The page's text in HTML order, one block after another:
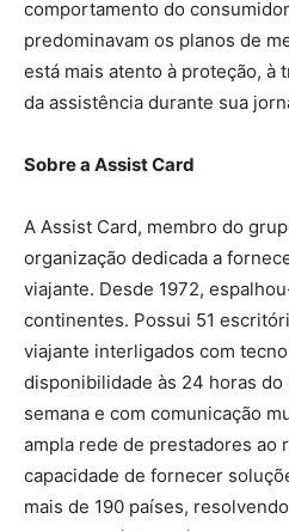
comportamento do
predominavam os planos de
está mais atento à proteção, à
da assistência durante sua
Sobre a Assist Card
A Assist Card, membro do
organização dedicada a
viajante. Desde 1972,
continentes. Possui 51
viajante interligados com
disponibilidade às 24 horas do
semana e com comunicação
ampla rede de prestadores ao
capacidade de fornecer
mais de 190 países,